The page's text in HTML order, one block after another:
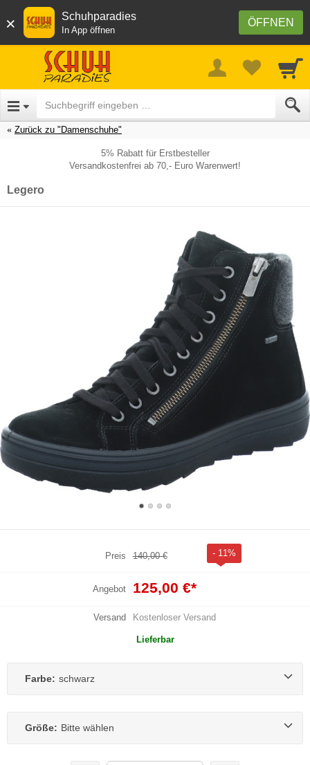
× ÖFFNEN
Schuhparadies
In App öffnen
Zurück zu "Damenschuhe"
5% Rabatt für Erstbesteller
Versandkostenfrei ab 70,- Euro Warenwert!
Legero
Preis 140,00 € - 11%
Angebot 125,00 €*
Versand Kostenloser Versand
Lieferbar
Farbe: schwarz
Größe: Bitte wählen